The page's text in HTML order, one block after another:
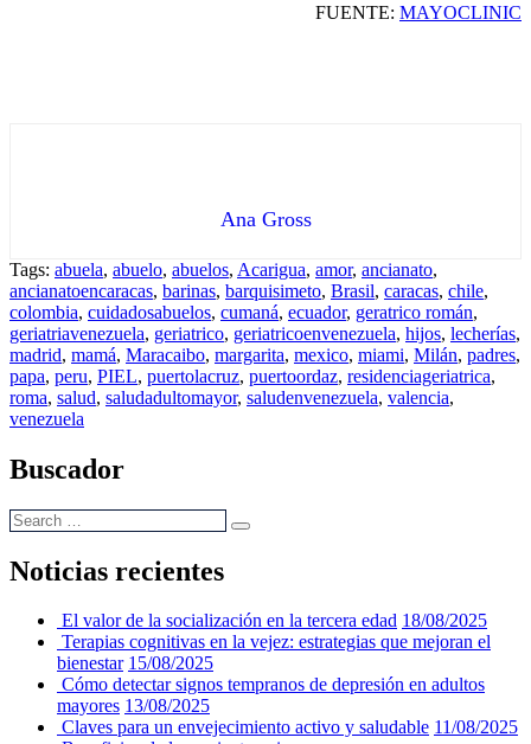
FUENTE: MAYOCLINIC
Ana Gross
Tags: abuela, abuelo, abuelos, Acarigua, amor, ancianato,
ancianatoencaracas, barinas, barquisimeto, Brasil, caracas, chile,
colombia, cuidadosabuelos, cumaná, ecuador, geratrico román,
geriatriavenezuela, geriatrico, geriatricoenvenezuela, hijos, lecherías,
madrid, mamá, Maracaibo, margarita, mexico, miami, Milán, padres,
papa, peru, PIEL, puertolacruz, puertoordaz, residenciageriatrica,
roma, salud, saludadultomayor, saludenvenezuela, valencia,
venezuela
Buscador
Noticias recientes
El valor de la socialización en la tercera edad 18/08/2025
Terapias cognitivas en la vejez: estrategias que mejoran el
bienestar 15/08/2025
Cómo detectar signos tempranos de depresión en adultos
mayores 13/08/2025
Claves para un envejecimiento activo y saludable 11/08/2025